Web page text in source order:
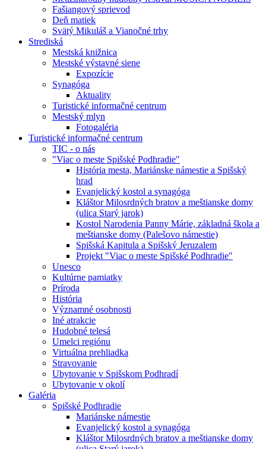
Fašiangový sprievod
Deň matiek
Svätý Mikuláš a Vianočné trhy
Strediská
Mestská knižnica
Mestské výstavné siene
Expozície
Synagóga
Aktuality
Turistické informačné centrum
Mestský mlyn
Fotogaléria
Turistické informačné centrum
TIC - o nás
"Viac o meste Spišské Podhradie"
História mesta, Mariánske námestie a Spišský
hrad
Evanjelický kostol a synagóga
Kláštor Milosrdných bratov a meštianske domy
(ulica Starý jarok)
Kostol Narodenia Panny Márie, základná škola a
meštianske domy (Palešovo námestie)
Spišská Kapitula a Spišský Jeruzalem
Projekt "Viac o meste Spišské Podhradie"
Unesco
Kultúrne pamiatky
Príroda
História
Významné osobnosti
Iné atrakcie
Hudobné telesá
Umelci regiónu
Virtuálna prehliadka
Stravovanie
Ubytovanie v Spišskom Podhradí
Ubytovanie v okolí
Galéria
Spišské Podhradie
Mariánske námestie
Evanjelický kostol a synagóga
Kláštor Milosrdných bratov a meštianske domy